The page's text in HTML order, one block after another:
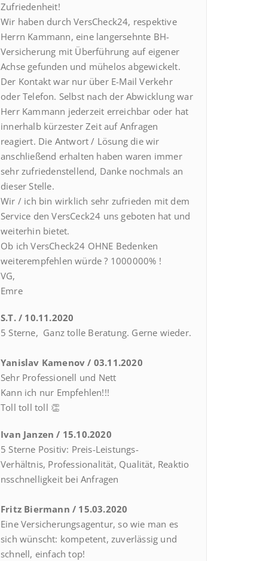
Zufriedenheit!
Wir haben durch VersCheck24, respektive
Herrn Kammann, eine langersehnte BH-
Versicherung mit Überführung auf eigener
Achse gefunden und mühelos abgewickelt.
Der Kontakt war nur über E-Mail Verkehr
oder Telefon. Selbst nach der Abwicklung war
Herr Kammann jederzeit erreichbar oder hat
innerhalb kürzester Zeit auf Anfragen
reagiert. Die Antwort / Lösung die wir
anschließend erhalten haben waren immer
sehr zufriedenstellend, Danke nochmals an
dieser Stelle.
Wir / ich bin wirklich sehr zufrieden mit dem
Service den VersCeck24 uns geboten hat und
weiterhin bietet.
Ob ich VersCheck24 OHNE Bedenken
weiterempfehlen würde ? 1000000% !
VG,
Emre
S.T. / 10.11.2020
5 Sterne, Ganz tolle Beratung. Gerne wieder.
Yanislav Kamenov / 03.11.2020
Sehr Professionell und Nett
Kann ich nur Empfehlen!!!
Toll toll toll 👏
Ivan Janzen / 15.10.2020
5 Sterne Positiv: Preis-Leistungs-
Verhältnis, Professionalität, Qualität, Reaktio
nsschnelligkeit bei Anfragen
Fritz Biermann / 15.03.2020
Eine Versicherungsagentur, so wie man es
sich wünscht: kompetent, zuverlässig und
schnell, einfach top!